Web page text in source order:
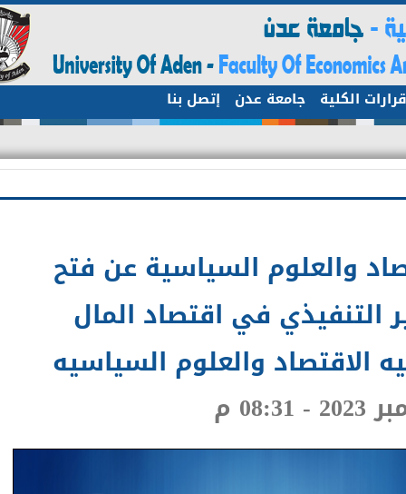
الكلية جامعة عدن إتصل بنا
والعلوم السياسية عن فتح
في اقتصاد المال
والعلوم السياسيه